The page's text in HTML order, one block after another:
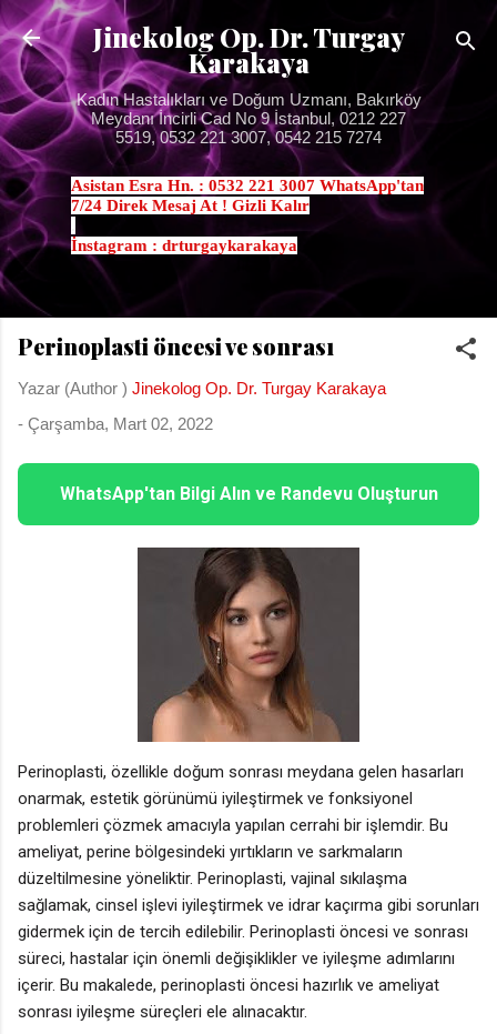
Ana içeriğe atla
Jinekolog Op. Dr. Turgay
Karakaya
Kadın Hastalıkları ve Doğum Uzmanı, Bakırköy
Meydanı İncirli Cad No 9 İstanbul, 0212 227
5519, 0532 221 3007, 0542 215 7274
Asistan Esra Hn. : 0532 221 3007 WhatsApp'tan
7/24 Direk Mesaj At ! Gizli Kalır
İnstagram : drturgaykarakaya
Perinoplasti öncesi ve sonrası
Yazar (Author ) Jinekolog Op. Dr. Turgay Karakaya
- Çarşamba, Mart 02, 2022
WhatsApp'tan Bilgi Alın ve Randevu Oluşturun
Perinoplasti, özellikle doğum sonrası meydana gelen hasarları
onarmak, estetik görünümü iyileştirmek ve fonksiyonel
problemleri çözmek amacıyla yapılan cerrahi bir işlemdir. Bu
ameliyat, perine bölgesindeki yırtıkların ve sarkmaların
düzeltilmesine yöneliktir. Perinoplasti, vajinal sıkılaşma
sağlamak, cinsel işlevi iyileştirmek ve idrar kaçırma gibi sorunları
gidermek için de tercih edilebilir. Perinoplasti öncesi ve sonrası
süreci, hastalar için önemli değişiklikler ve iyileşme adımlarını
içerir. Bu makalede, perinoplasti öncesi hazırlık ve ameliyat
sonrası iyileşme süreçleri ele alınacaktır.